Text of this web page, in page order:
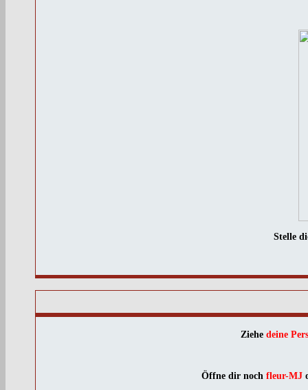
Stelle
Ziehe deine
Öffne dir noch fleur-MJ